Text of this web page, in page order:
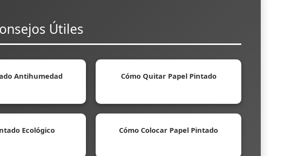
Útiles
Antihumedad Cómo Quitar Papel Pintado
Ecológico Cómo Colocar Papel Pintado